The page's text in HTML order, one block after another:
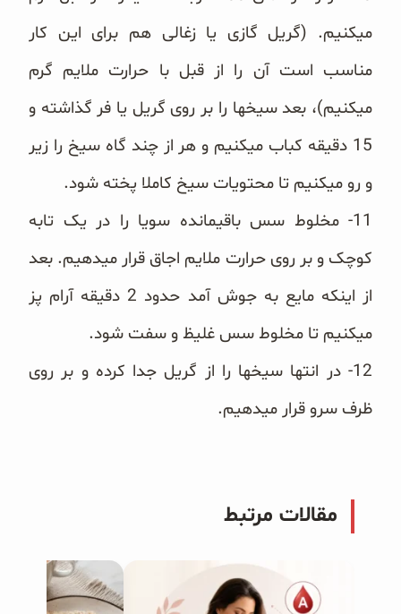
می‎کنیم. (گریل گازی یا زغالی هم برای این کار
مناسب است آن را از قبل با حرارت ملایم گرم
می‎کنیم)، بعد سیخ‎ها را بر روی گریل یا فر گذاشته و
15 دقیقه کباب می‎کنیم و هر از چند گاه سیخ را زیر
و رو می‎کنیم تا محتویات سیخ کاملا پخته شود.
11- مخلوط سس باقی‎مانده سویا را در یک تابه
کوچک و بر روی حرارت ملایم اجاق قرار می‎دهیم. بعد
از اینکه مایع به جوش آمد حدود 2 دقیقه آرام پز
می‎کنیم تا مخلوط سس غلیظ و سفت شود.
12- در انتها سیخ‎ها را از گریل جدا کرده و بر روی
ظرف سرو قرار می‎دهیم.
مقالات مرتبط